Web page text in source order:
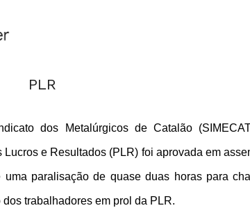
dos Metalúrgicos de Catalão
e Resultados (PLR) foi aprovada em
paralisação de quase duas horas para
trabalhadores em prol da PLR.